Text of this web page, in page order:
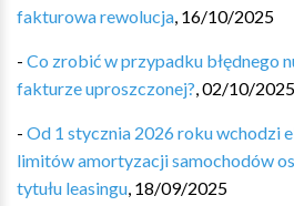
fakturowa rewolucja, 16/10/2025
- Co zrobić w przypadku błędnego
fakturze uproszczonej?,02/10/2025
- Od 1 stycznia 2026 roku wchodzi
limitów amortyzacji samochodów
tytułu leasingu, 18/09/2025